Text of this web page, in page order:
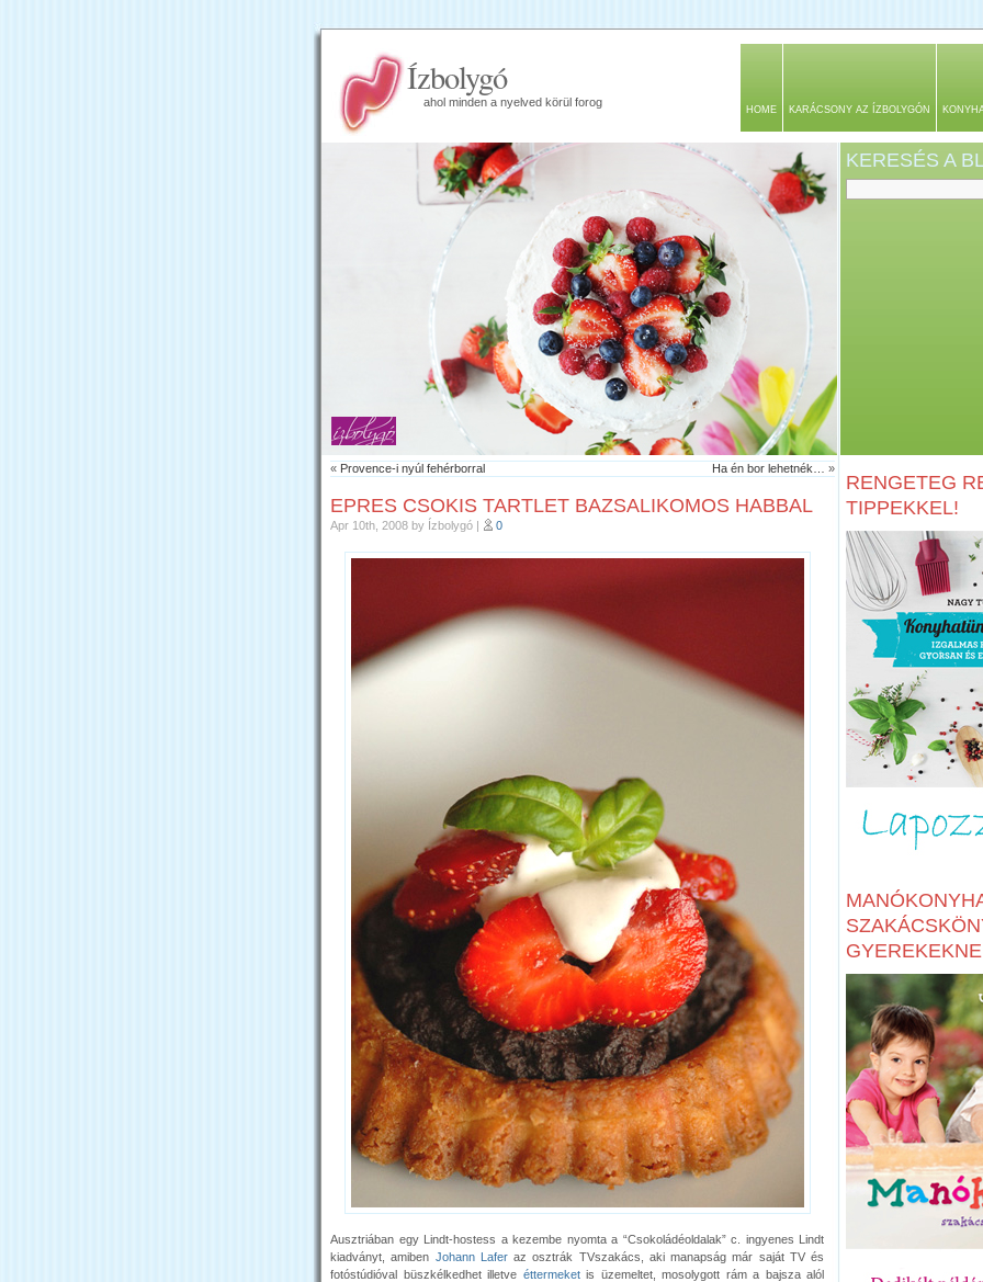
Ízbolygó
ahol minden a nyelved körül forog
HOME KARÁCSONY AZ ÍZBOLYGÓN
KERESÉS A
« Provence-i nyúl fehérborral Ha én bor lehetnék… »
EPRES CSOKIS TARTLET BAZSALIKOMOS HABBAL
Apr 10th, 2008 by Ízbolygó | 0
Ausztriában egy Lindt-hostess a kezembe nyomta a “Csokoládéoldalak” c. ingyenes Lindt
kiadványt, amiben Johann Laferaz osztrák TVszakács, aki manapság már saját TV és
fotóstúdióval büszkélkedhet illetve éttermeketis üzemeltet, mosolygott rám a bajsza alól
RENGETEG
TIPPEKKEL!